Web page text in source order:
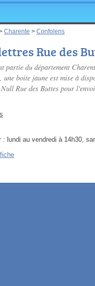
Charente > Confolens
Rue des
partie du département
une boite jaune est mise à
Rue des Buttes pour
: lundi au vendredi à 14h30,